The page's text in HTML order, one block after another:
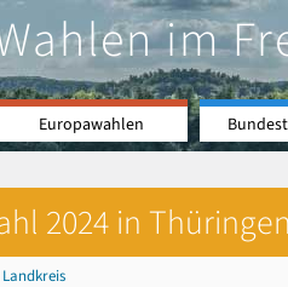
im
Europawahlen
2024 in